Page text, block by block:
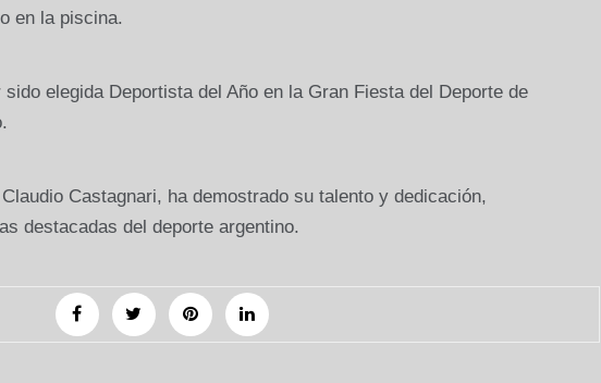
en la piscina.
elegida Deportista del Año en la Gran Fiesta del Deporte de
Castagnari, ha demostrado su talento y dedicación,
destacadas del deporte argentino.